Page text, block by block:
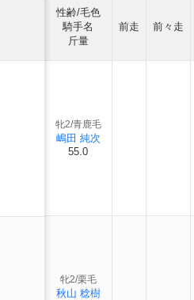
性齢/毛色
騎手名
斤量
前走 前々走
牝2/青鹿毛
嶋田 純次
55.0
牝2/栗毛
秋山 稔樹